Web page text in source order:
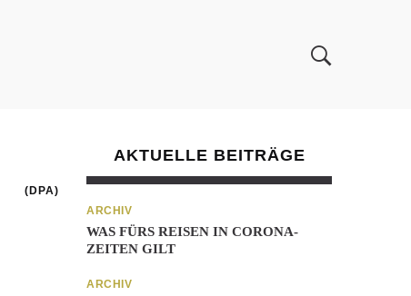
(DPA)
AKTUELLE BEITRÄGE
ARCHIV
WAS FÜRS REISEN IN CORONA-
ZEITEN GILT
ARCHIV